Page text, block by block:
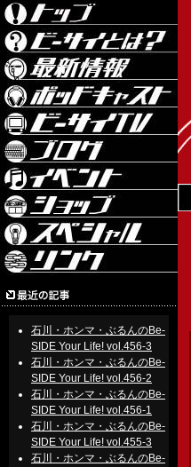
石川・ホンマ・ぶるんのBe-
SIDE Your Life! vol.456-3
石川・ホンマ・ぶるんのBe-
SIDE Your Life! vol.456-2
石川・ホンマ・ぶるんのBe-
SIDE Your Life! vol.456-1
石川・ホンマ・ぶるんのBe-
SIDE Your Life! vol.455-3
石川・ホンマ・ぶるんのBe-